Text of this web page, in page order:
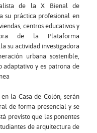
de la X Bienal de
su práctica profesional en
centros educativos y
de la Plataforma
su actividad investigadora
urbana sostenible,
adaptativo y es patrona de
la Casa de Colón, serán
de forma presencial y se
previsto que las ponentes
de arquitectura de